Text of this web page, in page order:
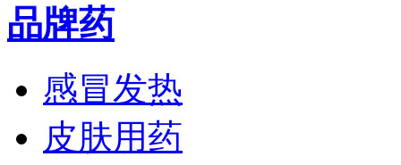
品牌药
感冒发热
皮肤用药